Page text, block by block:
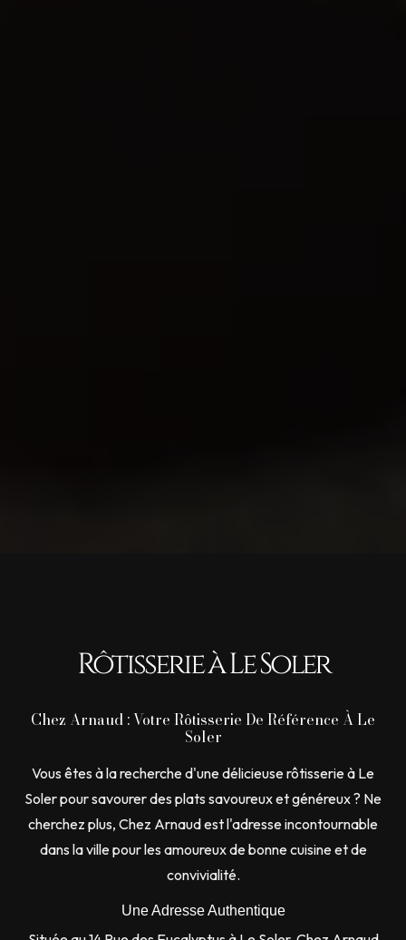
Rôtisserie à Le Soler
Chez Arnaud : Votre Rôtisserie De Référence À Le
Soler
Vous êtes à la recherche d'une délicieuse rôtisserie à Le
Soler pour savourer des plats savoureux et généreux ? Ne
cherchez plus, Chez Arnaud est l'adresse incontournable
dans la ville pour les amoureux de bonne cuisine et de
convivialité.
Une Adresse Authentique